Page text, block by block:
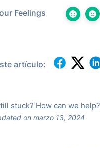
Feelings
artículo:
stuck? How can we help?
on marzo 13, 2024